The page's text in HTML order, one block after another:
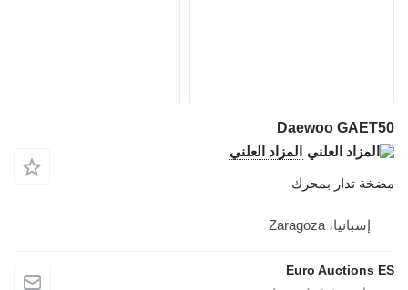
Daewoo GAET50
المزاد العلني
مضخة تدار بمحرك
إسبانيا، Zaragoza
Euro Auctions ES